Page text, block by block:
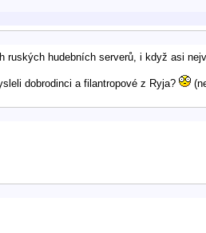
ruských hudebních serverů, i když asi
dobrodinci a filantropové z Ryja?